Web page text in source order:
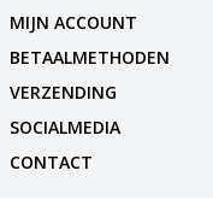
MIJN ACCOUNT
BETAALMETHODEN
VERZENDING
SOCIALMEDIA
CONTACT